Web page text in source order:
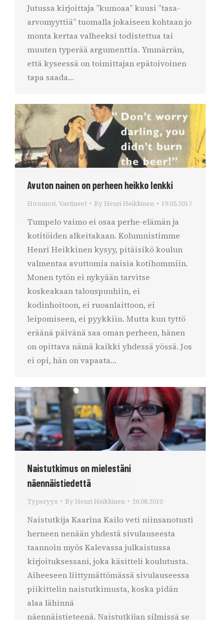
Jutussa kirjoittaja ”kumoaa” kuusi ”tasa-
arvomyyttiä” tuomalla jokaiseen kohtaan jo
monta kertaa valheeksi todistettua tai
muuten typerää argumenttia. Ymmärrän,
että kyseessä on toimittajan epätoivoinen
tapa saada…
Avuton nainen on perheen heikko lenkki
Huumori, Vastineet By Henri Heikkinen 19.05.2017
Tumpelo vaimo ei osaa perhe-elämän ja
kotitöiden alkeitakaan. Kolumnistimme
Henri Heikkinen kysyy, pitäisikö koulun
valmentaa avuttomia naisia kotihommiin.
Monen tytön ei nykyään tarvitse
koskeakaan talouspuuhiin, ei
kodinhoitoon, ei ruoanlaittoon, ei
leipomiseen, ei pyykkiin. Mutta kun tyttö
eräänä päivänä saa oman perheen, hänen
on opittava nämä kaikki yhdessä yössä. Jos
ei opi, hän on vapaata…
Naistutkimus on mielestäni
näennäistiedettä
Typeryys By Henri Heikkinen 26.08.2010
Naistutkija Kaarina Kailo veti niinsanotusti
herneen nenään yhdestä sivulauseesta
taannoin myös Kalevassa julkaistussa
kirjoituksessani, joka käsitteli koulutusta.
Aiheeseen liittymättömässä sivulauseessa
piikittelin naistutkimusta, koska pidän
alaa lähinnä
näennäistieteenä. Naistutkijan silmissä se